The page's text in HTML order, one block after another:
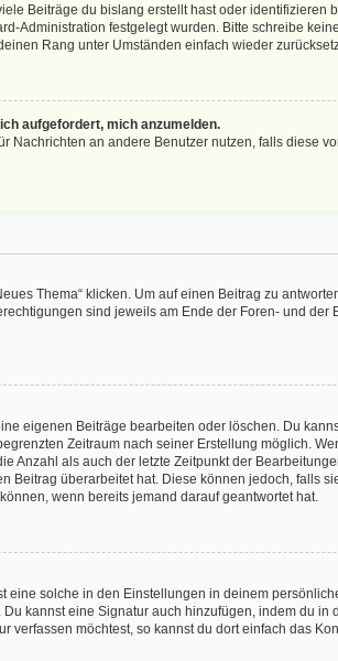
Beiträge du bislang erstellt hast oder
Administration festgelegt wurden. Bitte schreibe
Rang unter Umständen einfach wieder
aufgefordert, mich anzumelden.
Nachrichten an andere Benutzer nutzen, falls diese
Thema“ klicken. Um auf einen Beitrag zu
sind jeweils am Ende der Foren- und der
eigenen Beiträge bearbeiten oder löschen. Du
Zeitraum nach seiner Erstellung möglich.
Anzahl als auch der letzte Zeitpunkt der
Beitrag überarbeitet hat. Diese können jedoch, falls
wenn bereits jemand darauf geantwortet hat.
eine solche in den Einstellungen in deinem
kannst eine Signatur auch hinzufügen, indem du
möchtest, so kannst du dort einfach das